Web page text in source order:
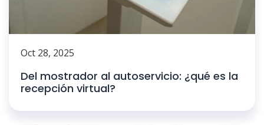
Oct 28, 2025
Del mostrador al autoservicio: ¿qué es la
recepción virtual?